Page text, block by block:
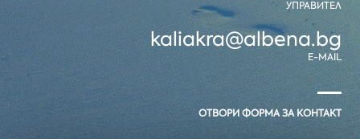
УПРАВИТЕЛ
kaliakra@albena.bg
E-MAIL
ОТВОРИ ФОРМА ЗА КОНТАКТ